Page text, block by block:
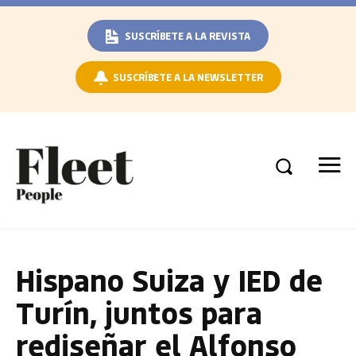
SUSCRÍBETE A LA REVISTA
SUSCRÍBETE A LA NEWSLETTER
Hispano Suiza y IED de
Turín, juntos para
rediseñar el Alfonso